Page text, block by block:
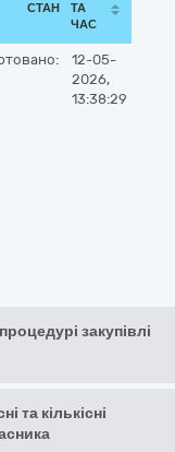
СТАН
ТА
ЧАС
12-05-
2026,
13:38:29
закупівлі
та кількісні